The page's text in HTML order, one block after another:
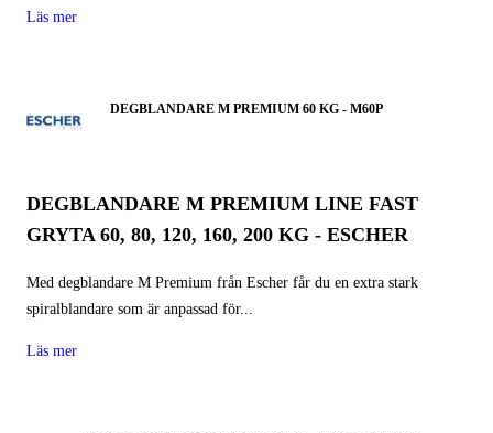
Läs mer
DEGBLANDARE M PREMIUM 60 KG - M60P
DEGBLANDARE M PREMIUM LINE FAST
GRYTA 60, 80, 120, 160, 200 KG - ESCHER
Med degblandare M Premium från Escher får du en extra stark
spiralblandare som är anpassad för...
Läs mer